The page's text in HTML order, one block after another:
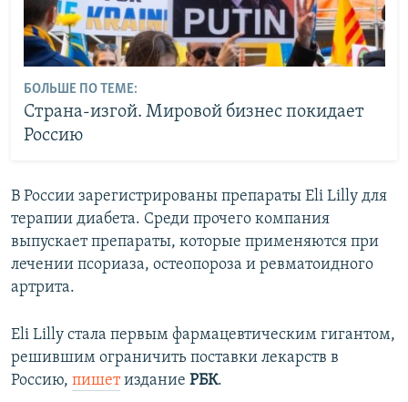
БОЛЬШЕ ПО ТЕМЕ:
Страна-изгой. Мировой бизнес покидает
Россию
В России зарегистрированы препараты Eli Lilly для
терапии диабета. Среди прочего компания
выпускает препараты, которые применяются при
лечении псориаза, остеопороза и ревматоидного
артрита.
Eli Lilly стала первым фармацевтическим гигантом,
решившим ограничить поставки лекарств в
Россию, пишетиздание РБК.